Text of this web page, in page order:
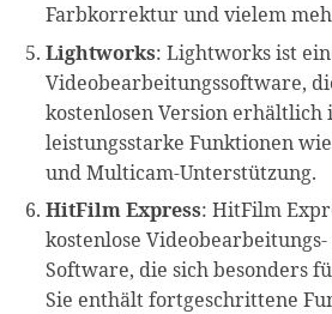
Farbkorrektur und vielem
Lightworks: Lightworks ist
Videobearbeitungssoftware,
kostenlosen Version erhältlich
leistungsstarke Funktionen
und Multicam-Unterstützung.
HitFilm Express: HitFilm
kostenlose
Software, die sich besonders
Sie enthält fortgeschrittene